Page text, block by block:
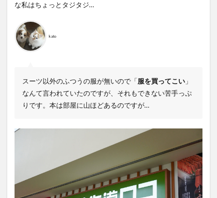
な私はちょっとタジタジ…
kato
スーツ以外のふつうの服が無いので「服を買ってこい 」
なんて言われていたのですが、それもできない苦手っぷ
りです。本は部屋に山ほどあるのですが…